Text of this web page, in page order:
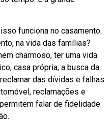
funciona no casamento.
na vida das famílias?
charmoso, ter uma vida
casa própria, a busca da
das dívidas e falhas
reclamações e
falar de fidelidade.